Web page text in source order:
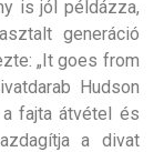
is jól példázza,
generáció
„It goes from
Hudson
fajta átvétel és
a divat